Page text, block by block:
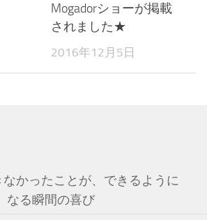
Mogadorショーが掲載
されました★
2016年12月5日
なかったことが、できるように
なる瞬間の喜び